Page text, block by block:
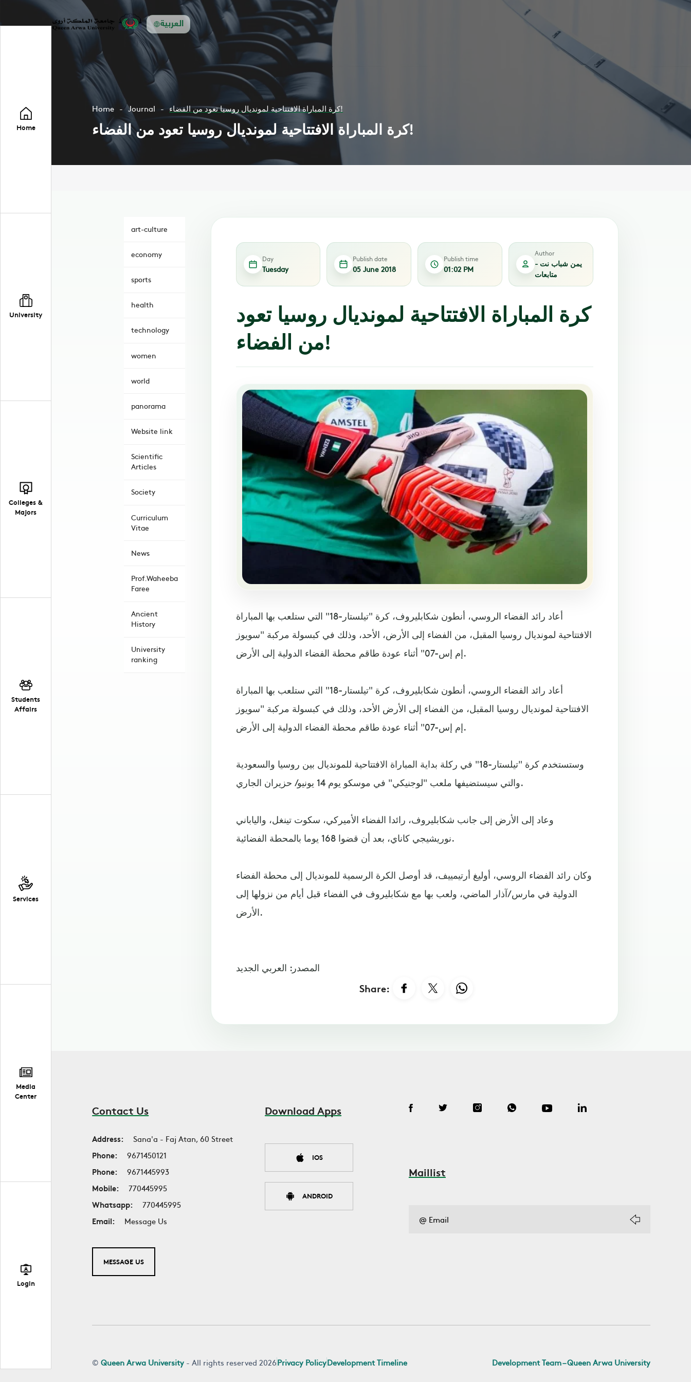
العربية
Home
University
Colleges &
Majors
Students
Affairs
Services
Media
Center
Login
Home Journal كرة المباراة الافتتاحية لمونديال روسيا تعود من الفضاء!
كرة المباراة الافتتاحية لمونديال روسيا تعود من الفضاء!
art-culture
economy
sports
health
technology
women
world
panorama
Website link
Scientific
Articles
Society
Curriculum
Vitae
News
Prof.Waheeba
Faree
Ancient
History
University
ranking
Day
Tuesday
Publish date
05 June 2018
Publish time
01:02 PM
Author
يمن شباب نت -
متابعات
كرة المباراة الافتتاحية لمونديال روسيا تعود
من الفضاء!
أعاد رائد الفضاء الروسي، أنطون شكابليروف، كرة "تيلستار-18" التي ستلعب بها المباراة
الافتتاحية لمونديال روسيا المقبل، من الفضاء إلى الأرض، الأحد، وذلك في كبسولة مركبة "سويوز
إم إس-07" أثناء عودة طاقم محطة الفضاء الدولية إلى الأرض.
أعاد رائد الفضاء الروسي، أنطون شكابليروف، كرة "تيلستار-18" التي ستلعب بها المباراة
الافتتاحية لمونديال روسيا المقبل، من الفضاء إلى الأرض الأحد، وذلك في كبسولة مركبة "سويوز
إم إس-07" أثناء عودة طاقم محطة الفضاء الدولية إلى الأرض.
وستستخدم كرة "تيلستار-18" في ركلة بداية المباراة الافتتاحية للمونديال بين روسيا والسعودية
والتي سيستضيفها ملعب "لوجنيكي" في موسكو يوم 14 يونيو/ حزيران الجاري.
وعاد إلى الأرض إلى جانب شكابليروف، رائدا الفضاء الأميركي، سكوت تينغل، والياباني
نوريشيجي كاناي، بعد أن قضوا 168 يوما بالمحطة الفضائية.
وكان رائد الفضاء الروسي، أوليغ أرتيمييف، قد أوصل الكرة الرسمية للمونديال إلى محطة الفضاء
الدولية في مارس/آذار الماضي، ولعب بها مع شكابليروف في الفضاء قبل أيام من نزولها إلى
الأرض.
المصدر: العربي الجديد
Share:
Contact Us
Address:
Sana'a - Faj Atan, 60 Street
Phone:
9671450121
Phone:
9671445993
Mobile:
770445995
Whatsapp:
770445995
Email:
Message Us
MESSAGE US
Download Apps
IOS
ANDROID
Maillist
©Queen Arwa University - All rights reserved 2026Privacy PolicyDevelopment Timeline Development Team – Queen Arwa University